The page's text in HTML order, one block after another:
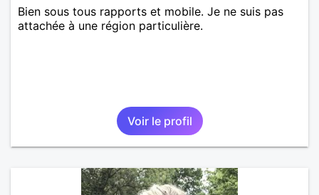
Bien sous tous rapports et mobile. Je ne suis pas
attachée à une région particulière.
Voir le profil